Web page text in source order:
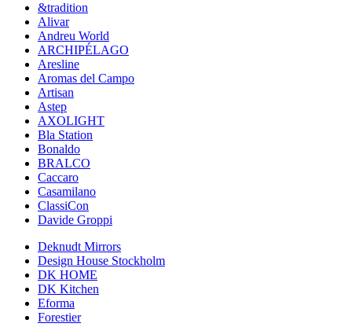
&tradition
Alivar
Andreu World
ARCHIPÉLAGO
Aresline
Aromas del Campo
Artisan
Astep
AXOLIGHT
Bla Station
Bonaldo
BRALCO
Caccaro
Casamilano
ClassiCon
Davide Groppi
Deknudt Mirrors
Design House Stockholm
DK HOME
DK Kitchen
Eforma
Forestier